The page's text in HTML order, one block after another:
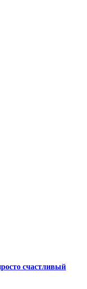
счастливый